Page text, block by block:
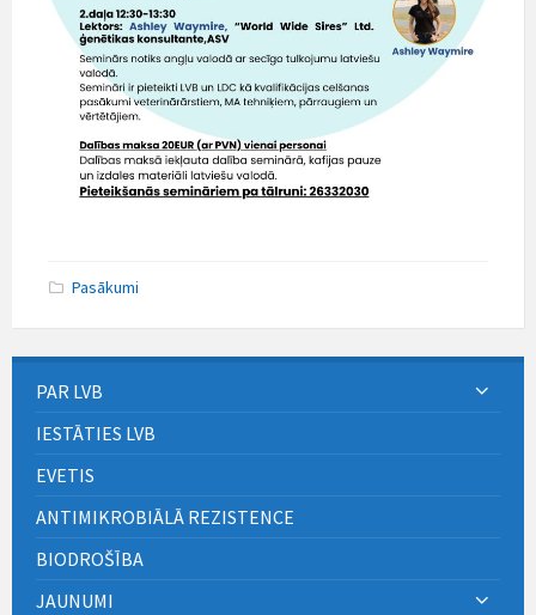
Pasākumi
PAR LVB
IESTĀTIES LVB
EVETIS
ANTIMIKROBIĀLĀ REZISTENCE
BIODROŠĪBA
JAUNUMI